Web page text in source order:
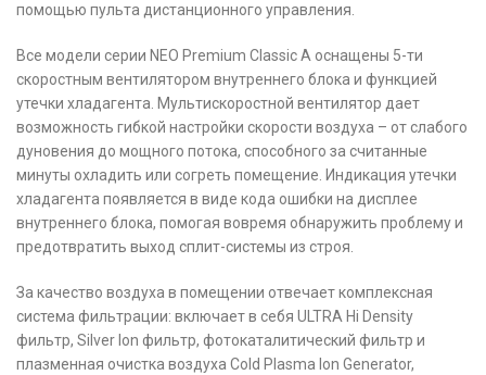
помощью пульта дистанционного управления.
Все модели серии NEO Premium Classic A оснащены 5-ти
скоростным вентилятором внутреннего блока и функцией
утечки хладагента. Мультискоростной вентилятор дает
возможность гибкой настройки скорости воздуха – от слабого
дуновения до мощного потока, способного за считанные
минуты охладить или согреть помещение. Индикация утечки
хладагента появляется в виде кода ошибки на дисплее
внутреннего блока, помогая вовремя обнаружить проблему и
предотвратить выход сплит-системы из строя.
За качество воздуха в помещении отвечает комплексная
система фильтрации: включает в себя ULTRA Hi Density
фильтр, Silver Ion фильтр, фотокаталитический фильтр и
плазменная очистка воздуха Cold Plasma Ion Generator,